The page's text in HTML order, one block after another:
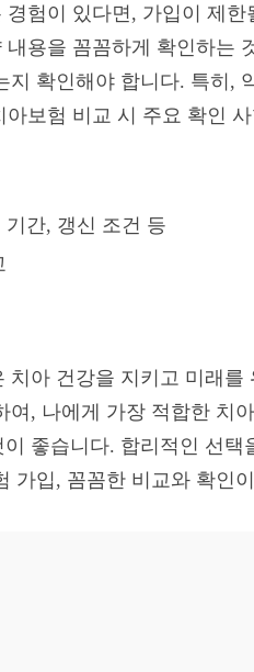
험이 있다면, 가입이 제한
용을 꼼꼼하게 확인하는
확인해야 합니다. 특히,
보험 비교 시 주요 확인
간, 갱신 조건 등
아 건강을 지키고 미래를
, 나에게 가장 적합한 치
좋습니다. 합리적인 선택
가입, 꼼꼼한 비교와 확인